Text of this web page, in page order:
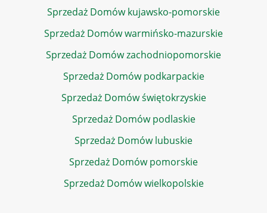
Sprzedaż Domów kujawsko-pomorskie
Sprzedaż Domów warmińsko-mazurskie
Sprzedaż Domów zachodniopomorskie
Sprzedaż Domów podkarpackie
Sprzedaż Domów świętokrzyskie
Sprzedaż Domów podlaskie
Sprzedaż Domów lubuskie
Sprzedaż Domów pomorskie
Sprzedaż Domów wielkopolskie